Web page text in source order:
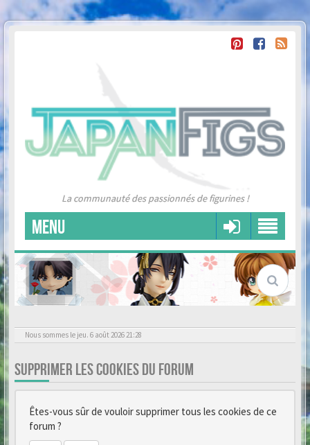
La communauté des passionnés de figurines !
MENU
Nous sommes le jeu. 6 août 2026 21:28
SUPPRIMER LES COOKIES DU FORUM
Êtes-vous sûr de vouloir supprimer tous les cookies de ce
forum ?